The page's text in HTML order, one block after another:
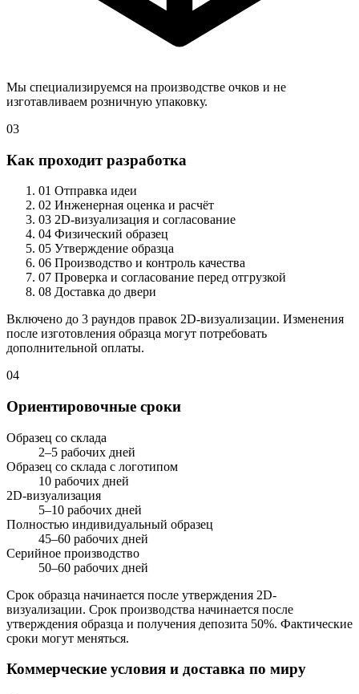
Мы специализируемся на производстве очков и не
изготавливаем розничную упаковку.
03
Как проходит разработка
01 Отправка идеи
02 Инженерная оценка и расчёт
03 2D-визуализация и согласование
04 Физический образец
05 Утверждение образца
06 Производство и контроль качества
07 Проверка и согласование перед отгрузкой
08 Доставка до двери
Включено до 3 раундов правок 2D-визуализации. Изменения
после изготовления образца могут потребовать
дополнительной оплаты.
04
Ориентировочные сроки
Образец со склада
2–5 рабочих дней
Образец со склада с логотипом
10 рабочих дней
2D-визуализация
5–10 рабочих дней
Полностью индивидуальный образец
45–60 рабочих дней
Серийное производство
50–60 рабочих дней
Срок образца начинается после утверждения 2D-
визуализации. Срок производства начинается после
утверждения образца и получения депозита 50%. Фактические
сроки могут меняться.
Коммерческие условия и доставка по миру